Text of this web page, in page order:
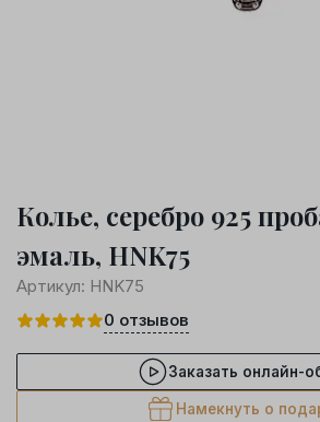
Колье, серебро 925
эмаль, HNK75
Артикул: HNK75
0 отзывов
Заказать онлайн-
Намекнуть о